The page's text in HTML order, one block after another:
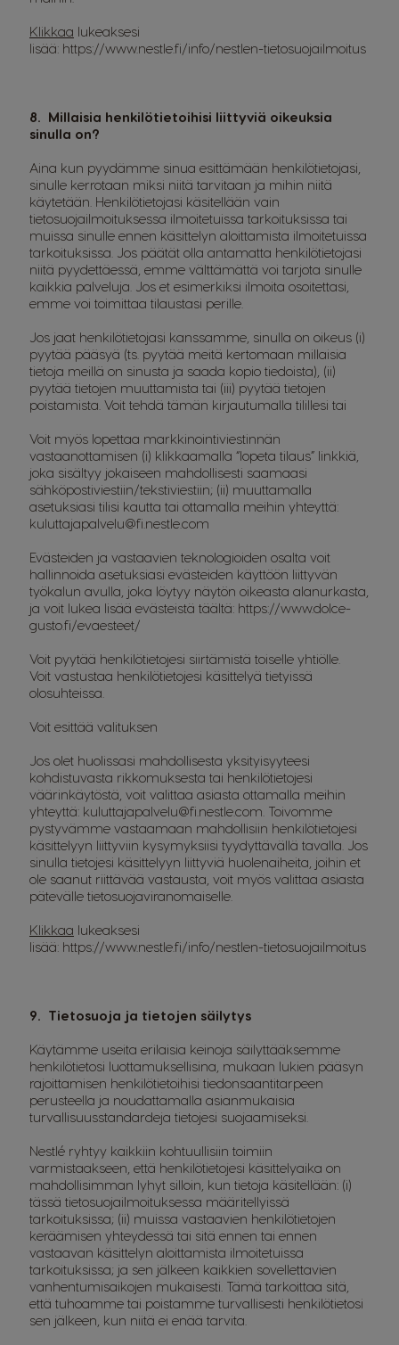
Klikkaa lukeaksesi
lisää: https://www.nestle.fi/info/nestlen-tietosuojailmoitus
8. Millaisia henkilötietoihisi liittyviä oikeuksia
sinulla on?
Aina kun pyydämme sinua esittämään henkilötietojasi,
sinulle kerrotaan miksi niitä tarvitaan ja mihin niitä
käytetään. Henkilötietojasi käsitellään vain
tietosuojailmoituksessa ilmoitetuissa tarkoituksissa tai
muissa sinulle ennen käsittelyn aloittamista ilmoitetuissa
tarkoituksissa. Jos päätät olla antamatta henkilötietojasi
niitä pyydettäessä, emme välttämättä voi tarjota sinulle
kaikkia palveluja. Jos et esimerkiksi ilmoita osoitettasi,
emme voi toimittaa tilaustasi perille.
Jos jaat henkilötietojasi kanssamme, sinulla on oikeus (i)
pyytää pääsyä (ts. pyytää meitä kertomaan millaisia
tietoja meillä on sinusta ja saada kopio tiedoista), (ii)
pyytää tietojen muuttamista tai (iii) pyytää tietojen
poistamista. Voit tehdä tämän kirjautumalla tilillesi tai
Voit myös lopettaa markkinointiviestinnän
vastaanottamisen (i) klikkaamalla “lopeta tilaus” linkkiä,
joka sisältyy jokaiseen mahdollisesti saamaasi
sähköpostiviestiin/tekstiviestiin; (ii) muuttamalla
asetuksiasi tilisi kautta tai ottamalla meihin yhteyttä:
kuluttajapalvelu@fi.nestle.com
Evästeiden ja vastaavien teknologioiden osalta voit
hallinnoida asetuksiasi evästeiden käyttöön liittyvän
työkalun avulla, joka löytyy näytön oikeasta alanurkasta,
ja voit lukea lisää evästeistä täältä: https://www.dolce-
gusto.fi/evaesteet/
Voit pyytää henkilötietojesi siirtämistä toiselle yhtiölle.
Voit vastustaa henkilötietojesi käsittelyä tietyissä
olosuhteissa.
Voit esittää valituksen
Jos olet huolissasi mahdollisesta yksityisyyteesi
kohdistuvasta rikkomuksesta tai henkilötietojesi
väärinkäytöstä, voit valittaa asiasta ottamalla meihin
yhteyttä: kuluttajapalvelu@fi.nestle.com. Toivomme
pystyvämme vastaamaan mahdollisiin henkilötietojesi
käsittelyyn liittyviin kysymyksiisi tyydyttävällä tavalla. Jos
sinulla tietojesi käsittelyyn liittyviä huolenaiheita, joihin et
ole saanut riittävää vastausta, voit myös valittaa asiasta
pätevälle tietosuojaviranomaiselle.
Klikkaa lukeaksesi
lisää: https://www.nestle.fi/info/nestlen-tietosuojailmoitus
9. Tietosuoja ja tietojen säilytys
Käytämme useita erilaisia keinoja säilyttääksemme
henkilötietosi luottamuksellisina, mukaan lukien pääsyn
rajoittamisen henkilötietoihisi tiedonsaantitarpeen
perusteella ja noudattamalla asianmukaisia
turvallisuusstandardeja tietojesi suojaamiseksi.
Nestlé ryhtyy kaikkiin kohtuullisiin toimiin
varmistaakseen, että henkilötietojesi käsittelyaika on
mahdollisimman lyhyt silloin, kun tietoja käsitellään: (i)
tässä tietosuojailmoituksessa määritellyissä
tarkoituksissa; (ii) muissa vastaavien henkilötietojen
keräämisen yhteydessä tai sitä ennen tai ennen
vastaavan käsittelyn aloittamista ilmoitetuissa
tarkoituksissa; ja sen jälkeen kaikkien sovellettavien
vanhentumisaikojen mukaisesti. Tämä tarkoittaa sitä,
että tuhoamme tai poistamme turvallisesti henkilötietosi
sen jälkeen, kun niitä ei enää tarvita.